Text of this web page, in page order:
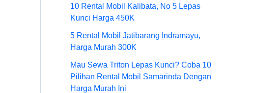
10 Rental Mobil Kalibata, No 5 Lepas
Kunci Harga 450K
5 Rental Mobil Jatibarang Indramayu,
Harga Murah 300K
Mau Sewa Triton Lepas Kunci? Coba 10
Pilihan Rental Mobil Samarinda Dengan
Harga Murah Ini